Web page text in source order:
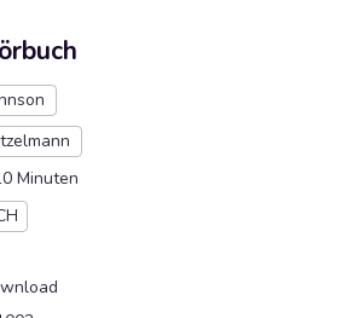
Minuten